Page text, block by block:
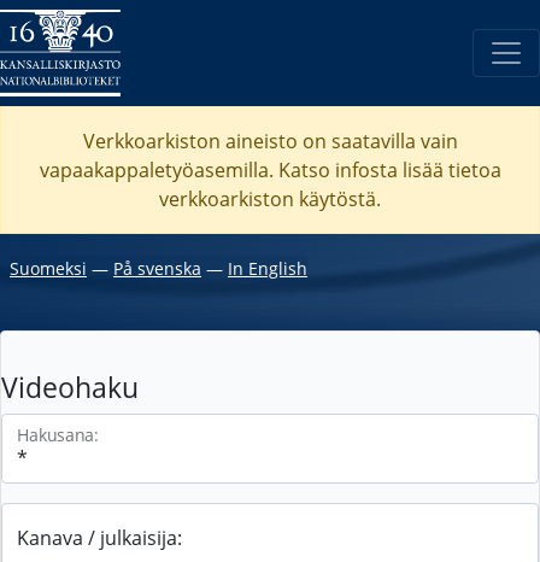
Verkkoarkiston aineisto on saatavilla vain
vapaakappaletyöasemilla. Katso infosta lisää tietoa
verkkoarkiston käytöstä.
Suomeksi ― På svenska ― In English
Videohaku
Hakusana:
Kanava / julkaisija: